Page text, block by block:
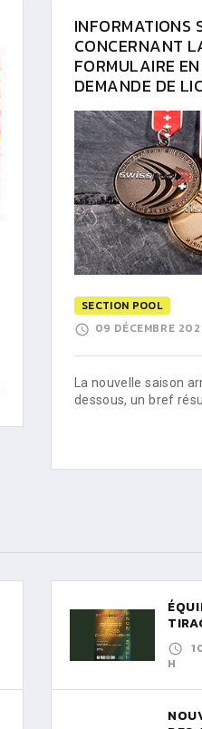
INFORMATIONS
CONCERNANT
FORMULAIRE
DEMANDE DE
SECTION POOL
09 DÉCEMBRE
La nouvelle saison
dessous, un bref
H